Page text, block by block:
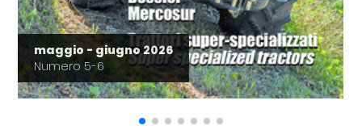
maggio - giugno 2026
Numero 5-6